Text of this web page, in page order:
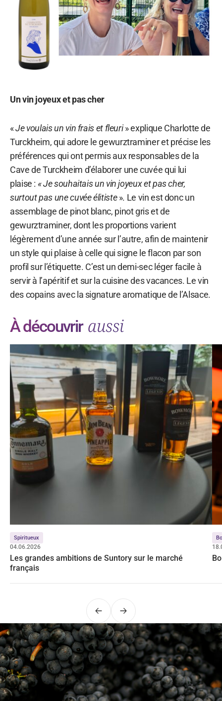
Un vin joyeux et pas cher
«Je voulais un vin frais et fleuri» explique Charlotte de
Turckheim, qui adore le gewurztraminer et précise les
préférences qui ont permis aux responsables de la
Cave de Turckheim d’élaborer une cuvée qui lui
plaise : « Je souhaitais un vin joyeux et pas cher,
surtout pas une cuvée élitiste». Le vin est donc un
assemblage de pinot blanc, pinot gris et de
gewurztraminer, dont les proportions varient
légèrement d’une année sur l’autre, afin de maintenir
un style qui plaise à celle qui signe le flacon par son
profil sur l’étiquette. C’est un demi-sec léger facile à
servir à l’apéritif et sur la cuisine des vacances. Le vin
des copains avec la signature aromatique de l’Alsace.
À découvrir aussi
Spiritueux
04.06.2026
Les grandes ambitions de Suntory sur le marché
français
PrécédentSuivant